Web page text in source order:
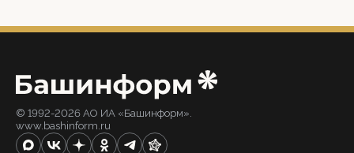
© 1992-2026 АО ИА «Башинформ».
www.bashinform.ru